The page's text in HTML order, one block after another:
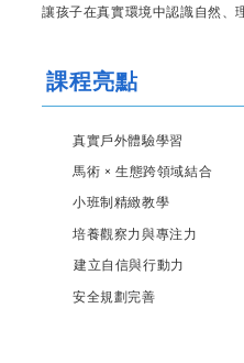
讓孩子在真實環境中認識自然、
課程亮點
真實戶外體驗學習
馬術 × 生態跨領域結合
小班制精緻教學
培養觀察力與專注力
建立自信與行動力
安全規劃完善